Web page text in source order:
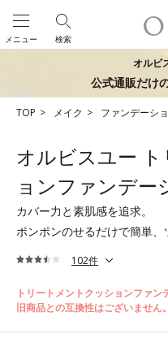
検索
メニュー
オルビ
公式通販だけ
TOP メイク ファンデーシ
オルビスユー
ョンファンデー
カバー力と素肌感を追求。
ポンポンのせるだけで簡単、
102件
トリートメントクッションファ
旧商品との互換性はございません。